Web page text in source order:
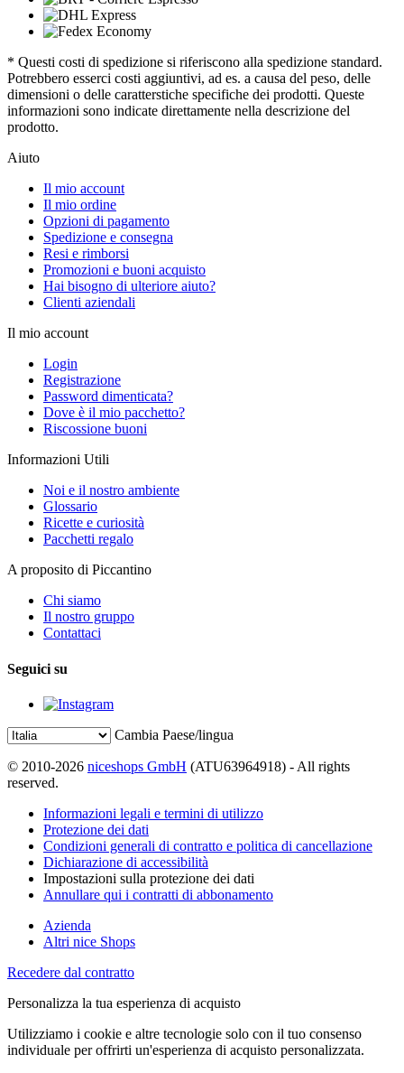
* Questi costi di spedizione si riferiscono alla spedizione standard.
Potrebbero esserci costi aggiuntivi, ad es. a causa del peso, delle
dimensioni o delle caratterstiche specifiche dei prodotti. Queste
informazioni sono indicate direttamente nella descrizione del
prodotto.
Aiuto
Il mio account
Il mio ordine
Opzioni di pagamento
Spedizione e consegna
Resi e rimborsi
Promozioni e buoni acquisto
Hai bisogno di ulteriore aiuto?
Clienti aziendali
Il mio account
Login
Registrazione
Password dimenticata?
Dove è il mio pacchetto?
Riscossione buoni
Informazioni Utili
Noi e il nostro ambiente
Glossario
Ricette e curiosità
Pacchetti regalo
A proposito di Piccantino
Chi siamo
Il nostro gruppo
Contattaci
Seguici su
Cambia Paese/lingua
© 2010-2026 niceshops GmbH (ATU63964918) - All rights
reserved.
Informazioni legali e termini di utilizzo
Protezione dei dati
Condizioni generali di contratto e politica di cancellazione
Dichiarazione di accessibilità
Impostazioni sulla protezione dei dati
Annullare qui i contratti di abbonamento
Azienda
Altri nice Shops
Recedere dal contratto
Personalizza la tua esperienza di acquisto
Utilizziamo i cookie e altre tecnologie solo con il tuo consenso
individuale per offrirti un'esperienza di acquisto personalizzata.